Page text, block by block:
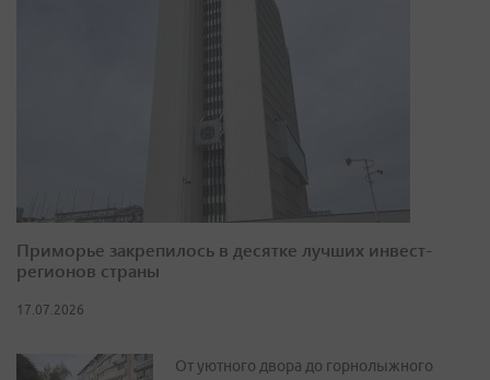
Приморье закрепилось в десятке лучших инвест-
регионов страны
17.07.2026
От уютного двора до горнолыжного